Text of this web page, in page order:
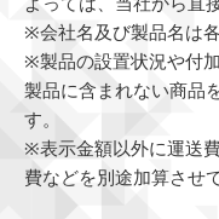
よっては、当社から直
※会社名及び製品名は
※製品の設置状況や付
製品に含まれない商品
す。
※表示金額以外に運送
費などを別途加算させ